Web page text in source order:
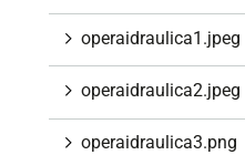
operaidraulica1.jpeg
operaidraulica2.jpeg
operaidraulica3.png